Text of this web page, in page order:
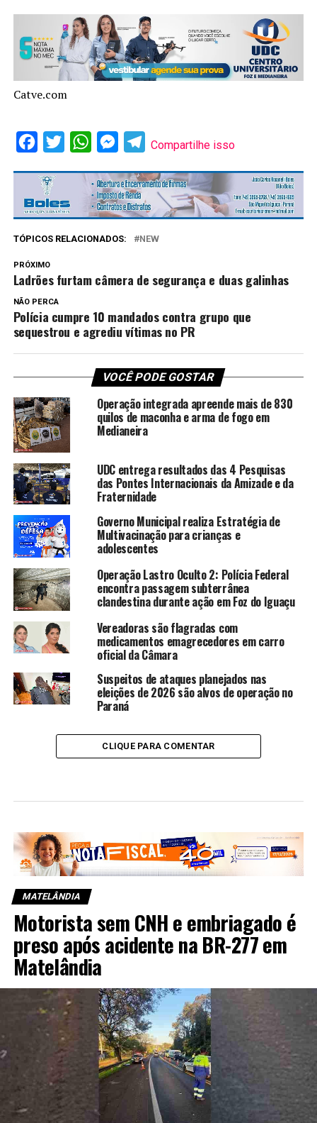
Catve.com
Facebook
Twitter WhatsAppMessenger
Telegram
Compartilhe isso
TÓPICOS RELACIONADOS: NEW
PRÓXIMO
Ladrões furtam câmera de segurança e duas galinhas
NÃO PERCA
Polícia cumpre 10 mandados contra grupo que
sequestrou e agrediu vítimas no PR
VOCÊ PODE GOSTAR
Operação integrada apreende mais de 830
quilos de maconha e arma de fogo em
Medianeira
UDC entrega resultados das 4 Pesquisas
das Pontes Internacionais da Amizade e da
Fraternidade
Governo Municipal realiza Estratégia de
Multivacinação para crianças e
adolescentes
Operação Lastro Oculto 2: Polícia Federal
encontra passagem subterrânea
clandestina durante ação em Foz do Iguaçu
Vereadoras são flagradas com
medicamentos emagrecedores em carro
oficial da Câmara
Suspeitos de ataques planejados nas
eleições de 2026 são alvos de operação no
Paraná
CLIQUE PARA COMENTAR
MATELÂNDIA
Motorista sem CNH e embriagado é
preso após acidente na BR-277 em
Matelândia